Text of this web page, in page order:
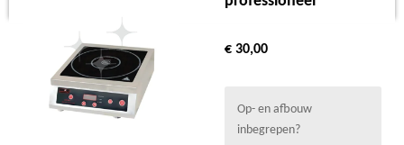
€ 30,00
Op- en afbouw
inbegrepen?